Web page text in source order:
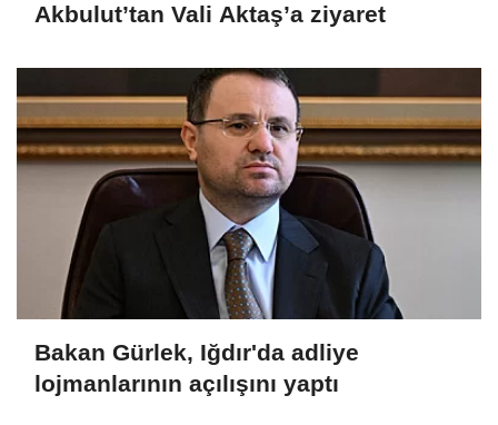
Akbulut’tan Vali Aktaş’a ziyaret
Bakan Gürlek, Iğdır'da adliye
lojmanlarının açılışını yaptı